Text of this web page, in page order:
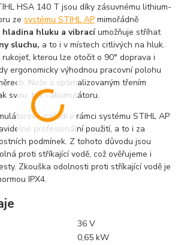
HSA 140 T jsou díky zásuvnému lithium-
zesystému STIHL AP mimořádně
hladina hluku a vibracíumožňuje stříhat
sluchu, a to i v místech citlivých na hluk.
kterou lze otočit o 90° doprava i
ergonomicky výhodnou pracovní polohu
Nože s optimalizovaným třením
svou, tak i akumulátoru.
nářadí v rámci systému STIHL AP
profesionální použití, a to i za
podmínek. Z tohoto důvodu jsou
proti stříkající vodě, což ověřujeme i
Zkouška odolnosti proti stříkající vodě je
IPX4.
36 V
0,65 kW